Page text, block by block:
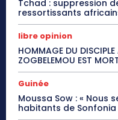
Tchad : suppression
ressortissants
libre opinion
HOMMAGE DU DISCIPLE
ZOGBELEMOU EST
Guinée
Moussa Sow : « Nous
habitants de Sonfonia